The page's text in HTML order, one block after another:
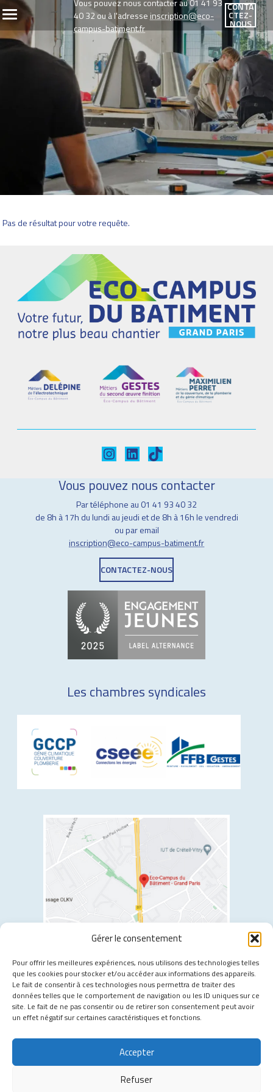
Gérer le consentement
Pour offrir les meilleures expériences, nous utilisons des technologies telles
que les cookies pour stocker et/ou accéder aux informations des appareils.
Le fait de consentir à ces technologies nous permettra de traiter des
données telles que le comportement de navigation ou les ID uniques sur ce
site. Le fait de ne pas consentir ou de retirer son consentement peut avoir
un effet négatif sur certaines caractéristiques et fonctions.
Accepter
Refuser
40 32 ou à l'adresse inscription@eco-
campus-batiment.fr
CONTA
CTEZ-
NOUS
Pas de résultat pour votre requête.
Instagram
LinkedIn
TikTok
Vous pouvez nous contacter
Par téléphone au 01 41 93 40 32
de 8h à 17h du lundi au jeudi et de 8h à 16h le vendredi
ou par email
inscription@eco-campus-batiment.fr
CONTACTEZ-NOUS
Les chambres syndicales
2 allée Jules Gravereaux, 94400 Vitry-sur-Seine
Les transports à proximité :
Tramway T7- Moulin Vert
Métro 7- Villejuif Louis Aragon
Bus 132- Moulin Vert
Bus 183- Bretagne